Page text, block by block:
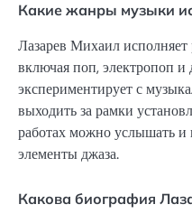
Какие жанры музыки
Лазарев Михаил
включая поп, электропоп
экспериментирует с
выходить за рамки
работах можно услышать
элементы джаза.
Какова биография